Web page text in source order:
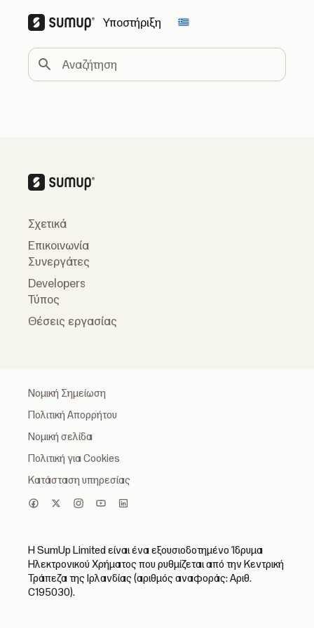
Υποστήριξη Change country
Αναζήτηση
Σχετικά
Επικοινωνία
Συνεργάτες
Developers
Τύπος
Θέσεις εργασίας
Νομική Σημείωση
Πολιτική Απορρήτου
Νομική σελίδα
Πολιτική για Cookies
Κατάσταση υπηρεσίας
Η SumUp Limited είναι ένα εξουσιοδοτημένο Ίδρυμα
Ηλεκτρονικού Χρήματος που ρυθμίζεται από την Κεντρική
Τράπεζα της Ιρλανδίας (αριθμός αναφοράς: Αριθ.
C195030).